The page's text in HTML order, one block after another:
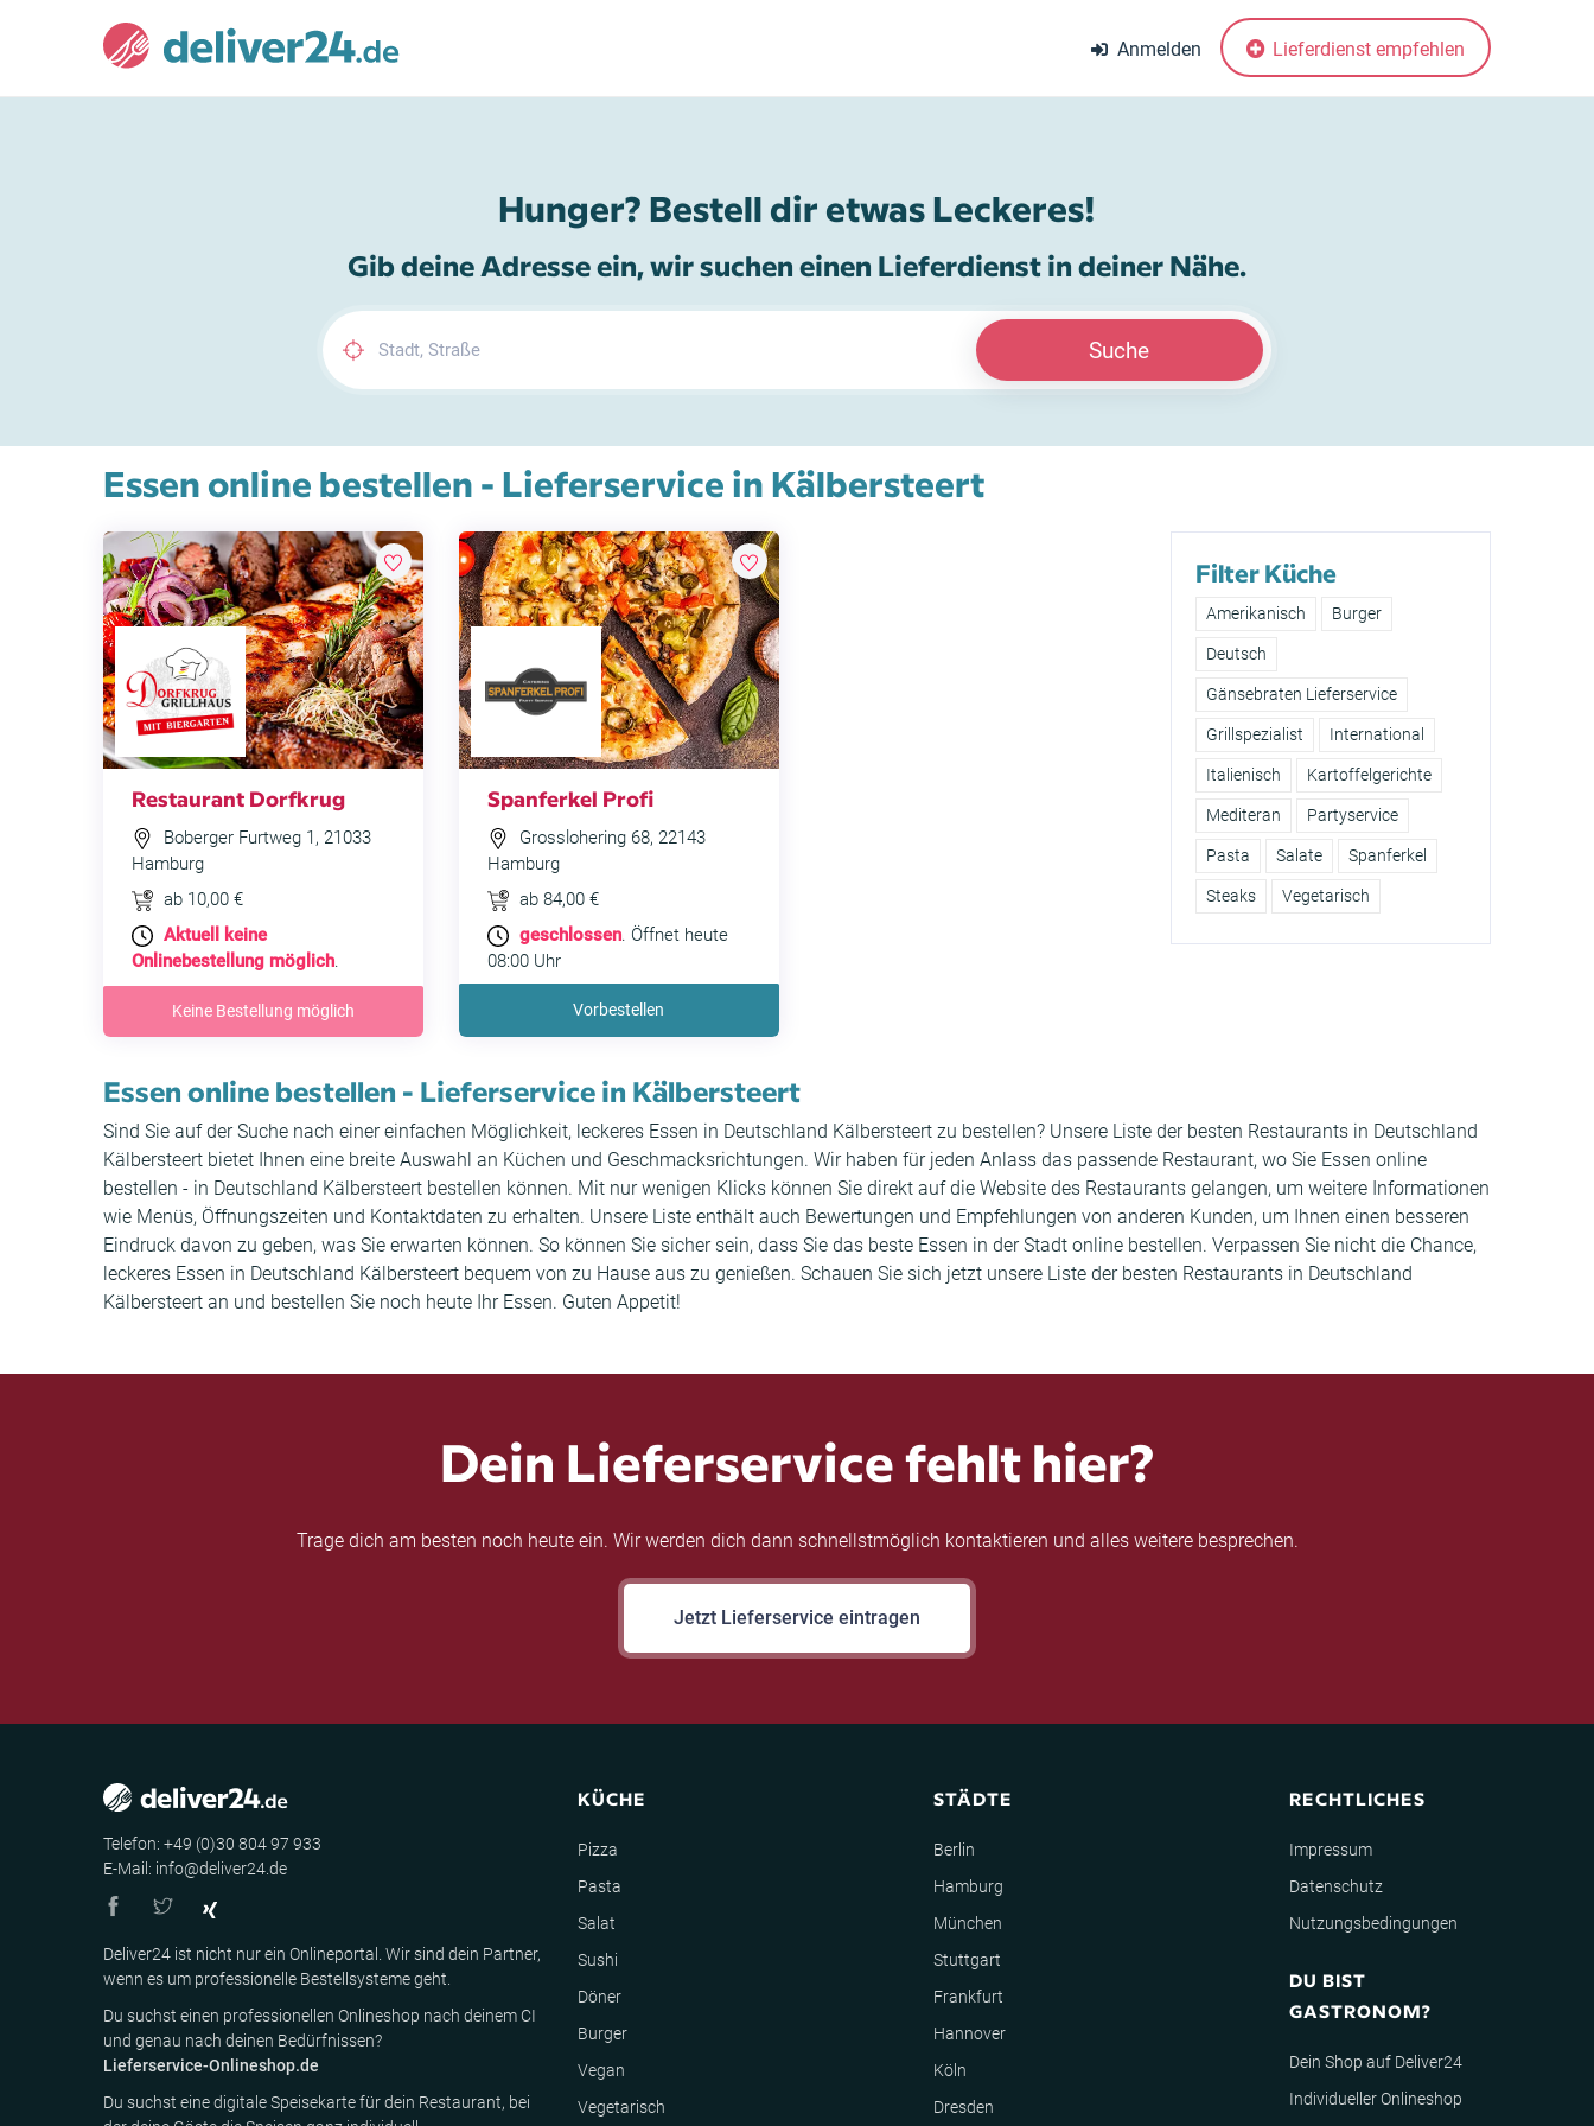
Anmelden Lieferdienst empfehlen
Hunger? Bestell dir etwas Leckeres!
Gib deine Adresse ein, wir suchen einen Lieferdienst in deiner Nähe.
Suche
Essen online bestellen - Lieferservice in Kälbersteert
Restaurant Dorfkrug
Boberger Furtweg 1, 21033
Hamburg
ab 10,00 €
Aktuell keine
Onlinebestellung möglich.
Keine Bestellung möglich
Spanferkel Profi
Grosslohering 68, 22143
Hamburg
ab 84,00 €
geschlossen. Öffnet heute
08:00 Uhr
Vorbestellen
Filter Küche
Amerikanisch Burger
Deutsch
Gänsebraten Lieferservice
Grillspezialist International
Italienisch Kartoffelgerichte
Mediteran Partyservice
Pasta Salate Spanferkel
Steaks Vegetarisch
Essen online bestellen - Lieferservice in Kälbersteert
Sind Sie auf der Suche nach einer einfachen Möglichkeit, leckeres Essen in Deutschland Kälbersteert zu bestellen? Unsere Liste der besten Restaurants in Deutschland
Kälbersteert bietet Ihnen eine breite Auswahl an Küchen und Geschmacksrichtungen. Wir haben für jeden Anlass das passende Restaurant, wo Sie Essen online
bestellen - in Deutschland Kälbersteert bestellen können. Mit nur wenigen Klicks können Sie direkt auf die Website des Restaurants gelangen, um weitere Informationen
wie Menüs, Öffnungszeiten und Kontaktdaten zu erhalten. Unsere Liste enthält auch Bewertungen und Empfehlungen von anderen Kunden, um Ihnen einen besseren
Eindruck davon zu geben, was Sie erwarten können. So können Sie sicher sein, dass Sie das beste Essen in der Stadt online bestellen. Verpassen Sie nicht die Chance,
leckeres Essen in Deutschland Kälbersteert bequem von zu Hause aus zu genießen. Schauen Sie sich jetzt unsere Liste der besten Restaurants in Deutschland
Kälbersteert an und bestellen Sie noch heute Ihr Essen. Guten Appetit!
Dein Lieferservice fehlt hier?
Trage dich am besten noch heute ein. Wir werden dich dann schnellstmöglich kontaktieren und alles weitere besprechen.
Jetzt Lieferservice eintragen
Telefon: +49 (0)30 804 97 933
E-Mail: info@deliver24.de
Deliver24 ist nicht nur ein Onlineportal. Wir sind dein Partner,
wenn es um professionelle Bestellsysteme geht.
Du suchst einen professionellen Onlineshop nach deinem CI
und genau nach deinen Bedürfnissen?
Lieferservice-Onlineshop.de
Du suchst eine digitale Speisekarte für dein Restaurant, bei
KÜCHE
Pizza
Pasta
Salat
Sushi
Döner
Burger
Vegan
Vegetarisch
STÄDTE
Berlin
Hamburg
München
Stuttgart
Frankfurt
Hannover
Köln
Dresden
RECHTLICHES
Impressum
Datenschutz
Nutzungsbedingungen
DU BIST
GASTRONOM?
Dein Shop auf Deliver24
Individueller Onlineshop